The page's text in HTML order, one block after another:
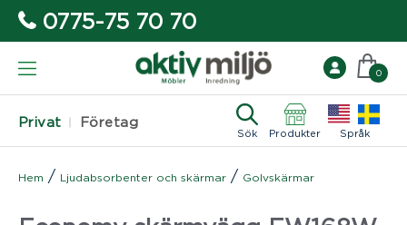
0775-75 70 70
Privat Företag
Sök Produkter Språk
0
Hem / Ljudabsorbenter och skärmar / Golvskärmar